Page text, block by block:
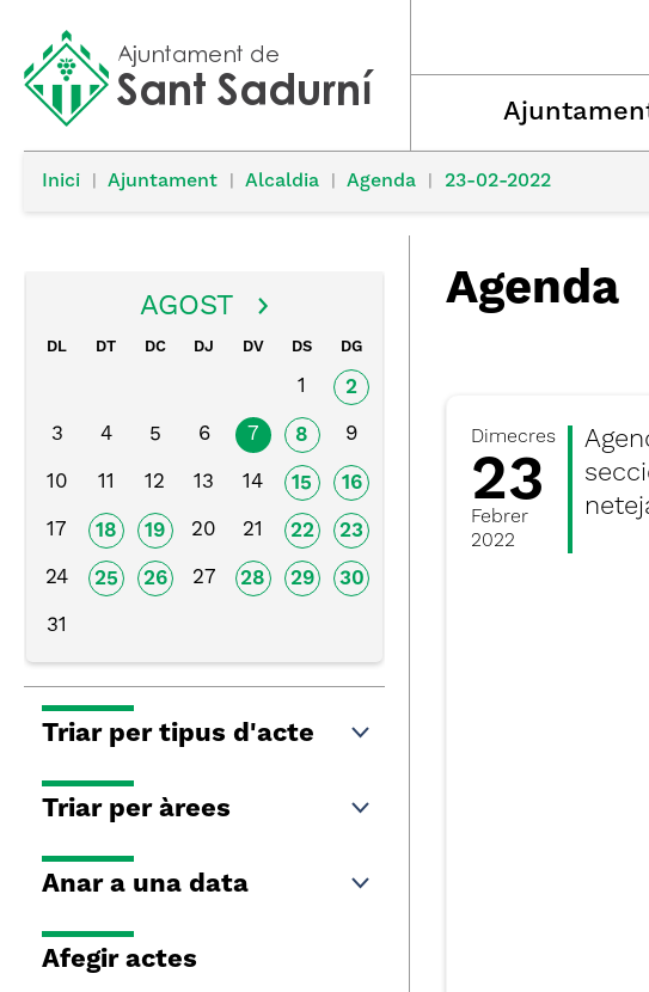
Inici Ajuntament Alcaldia Agenda 23-02-2022
AGOST
DL DT DC DJ DV DS DG
1 2
3 4 5 6 7 8 9
10 11 12 13 14 15 16
17 18 19 20 21 22 23
24 25 26 27 28 29 30
31
Triar per tipus d'acte
Triar per àrees
Anar a una data
Afegir actes
Agenda
Dimecres
23
Febrer
2022